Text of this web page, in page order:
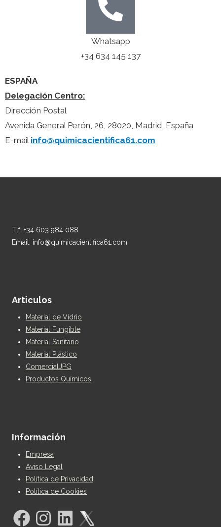
Whatsapp
+34 634 145 137
ESPAÑA
Delegación Centro:
Dirección Postal
Avenida General Perón, 26, 28020, Madrid, España
E-mail info@quimicacientifica61.com
Tlf: +34 603 984 088
Email: info@quimicacientifica61.com
Articulos
Material de Vidrio
Material Fungible
Material Sanitario
Material Plástico
ComercialJPG
Productos Químicos
Información
Empresa
Aviso Legal
Política de Privacidad
Política de Cookies